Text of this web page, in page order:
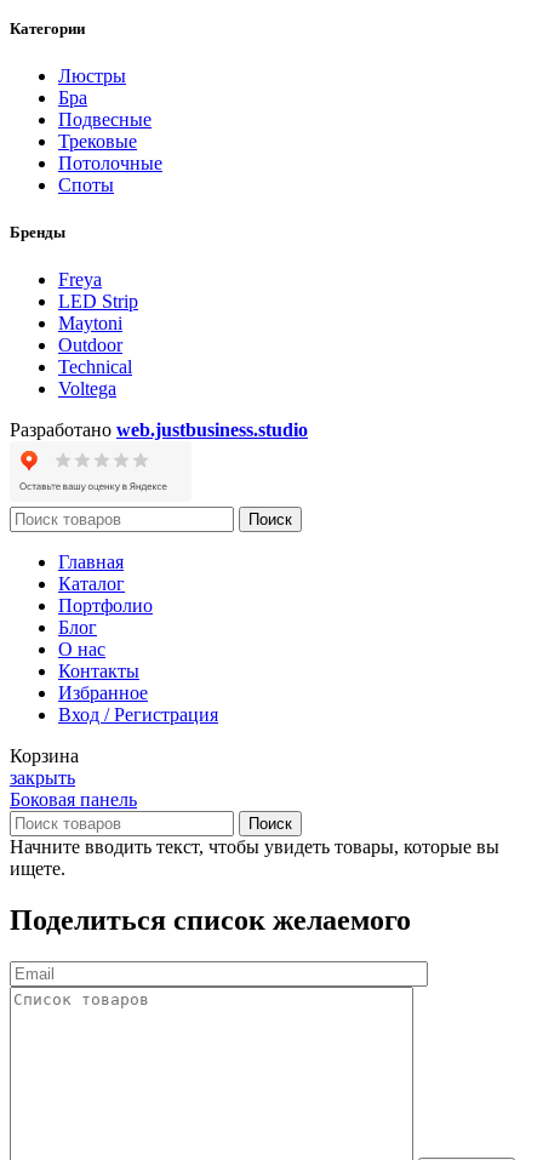
Категории
Люстры
Бра
Подвесные
Трековые
Потолочные
Споты
Бренды
Freya
LED Strip
Maytoni
Outdoor
Technical
Voltega
Разработано web.justbusiness.studio
Поиск
Главная
Каталог
Портфолио
Блог
О нас
Контакты
Избранное
Вход / Регистрация
Корзина
закрыть
Боковая панель
Поиск
Начните вводить текст, чтобы увидеть товары, которые вы
ищете.
Поделиться список желаемого